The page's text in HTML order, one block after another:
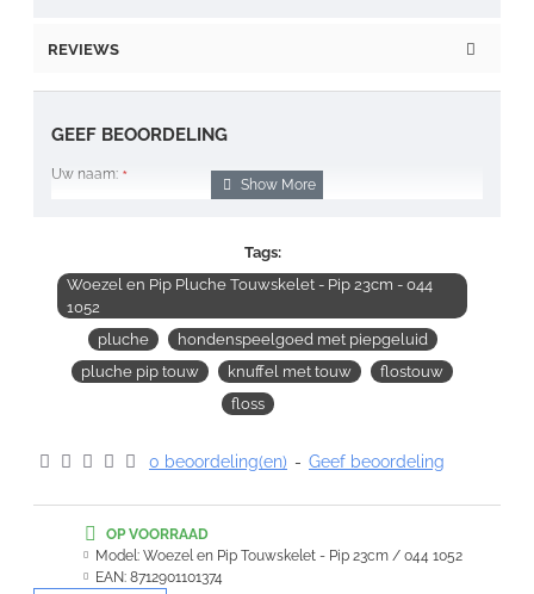
REVIEWS
GEEF BEOORDELING
Uw naam:
Note:HTML-code wordt niet vertaald!
Tags:
Woezel en Pip Pluche Touwskelet - Pip 23cm - 044
1052
pluche
hondenspeelgoed met piepgeluid
pluche pip touw
knuffel met touw
flostouw
floss
0 beoordeling(en) - Geef beoordeling
OP VOORRAAD
Model: Woezel en Pip Touwskelet - Pip 23cm / 044 1052
EAN: 8712901101374